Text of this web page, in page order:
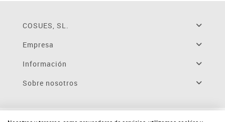
COSUES, SL.
Empresa
Información
Sobre nosotros